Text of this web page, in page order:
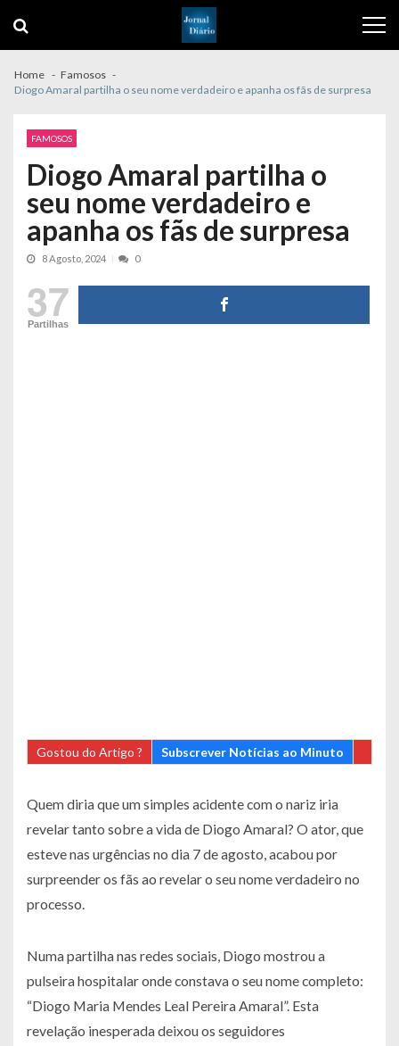
navigation
content
Home
Famosos
Diogo Amaral partilha o seu nome verdadeiro e apanha os fãs de surpresa
FAMOSOS
Diogo Amaral partilha o
seu nome verdadeiro e
apanha os fãs de surpresa
8 Agosto, 2024 0
37
Partilhas
Gostou do Artigo ? Subscrever Notícias ao Minuto
Quem diria que um simples acidente com o nariz iria
revelar tanto sobre a vida de Diogo Amaral? O ator, que
esteve nas urgências no dia 7 de agosto, acabou por
surpreender os fãs ao revelar o seu nome verdadeiro no
processo.
Numa partilha nas redes sociais, Diogo mostrou a
pulseira hospitalar onde constava o seu nome completo:
“Diogo Maria Mendes Leal Pereira Amaral”. Esta
revelação inesperada deixou os seguidores